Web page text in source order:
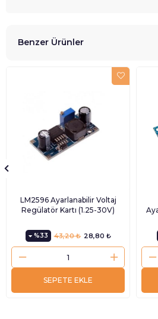
Benzer Ürünler
LM2596 Ayarlanabilir Voltaj
Regülatör Kartı (1.25-30V)
%33 28,80 ₺
43,20 ₺
SEPETE EKLE